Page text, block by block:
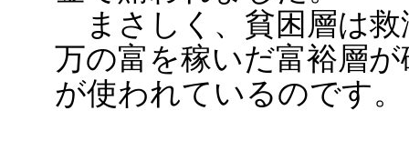
まさしく、貧困層は救
万の富を稼いだ富裕層
が使われているのです